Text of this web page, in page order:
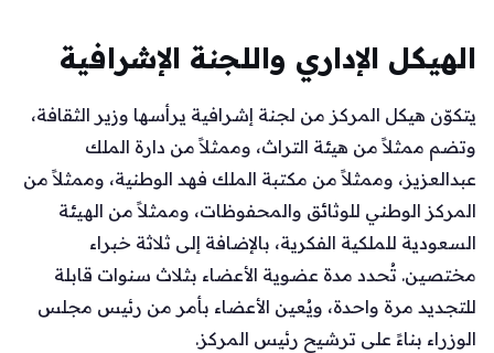
الهيكل الإداري واللجنة الإشرافية
يتكوّن هيكل المركز من لجنة إشرافية يرأسها وزير الثقافة،
وتضم ممثلاً من هيئة التراث، وممثلاً من دارة الملك
عبدالعزيز، وممثلاً من مكتبة الملك فهد الوطنية، وممثلاً من
المركز الوطني للوثائق والمحفوظات، وممثلاً من الهيئة
السعودية للملكية الفكرية، بالإضافة إلى ثلاثة خبراء
مختصين. تُحدد مدة عضوية الأعضاء بثلاث سنوات قابلة
للتجديد مرة واحدة، ويُعين الأعضاء بأمر من رئيس مجلس
الوزراء بناءً على ترشيح رئيس المركز.